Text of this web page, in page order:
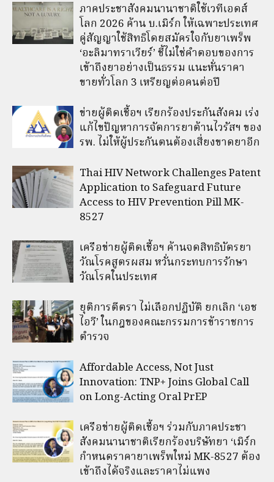
ภาคประชาสังคมนานาชาติใช้เวทีเอดส์
โลก 2026 ค้าน บ.เมิร์ก ให้เฉพาะประเทศ
คู่สัญญาใช้สิทธิโดยสมัครใจกับยาเพร็พ
‘อะลิมาทราเวียร์’ ชี้ไม่ใช่คำตอบของการ
เข้าถึงยาอย่างเป็นธรรม แนะหั่นราคา
ขายทั่วโลก 3 เหรียญต่อคนต่อปี
ข่ายผู้ติดเชื้อฯ เรียกร้องประกันสังคม เร่ง
แก้ไขปัญหาการจัดการยาต้านไวรัสฯ ของ
รพ. ไม่ให้ผู้ประกันตนต้องเสี่ยงขาดยาอีก
Thai HIV Network Challenges Patent
Application to Safeguard Future
Access to HIV Prevention Pill MK-
8527
เครือข่ายผู้ติดเชื้อฯ ค้านจดสิทธิบัตรยา
วัณโรคสูตรผสม หวั่นกระทบการรักษา
วัณโรคในประเทศ
ยุติการตีตรา ไม่เลือกปฏิบัติ ยกเลิก ‘เอช
ไอวี’ ในกฎของคณะกรรมการข้าราชการ
ตำรวจ
Affordable Access, Not Just
Innovation: TNP+ Joins Global Call
on Long-Acting Oral PrEP
เครือข่ายผู้ติดเชื้อฯ ร่วมกับภาคประชา
สังคมนานาชาติเรียกร้องบริษัทยา ‘เมิร์ก
กำหนดราคายาเพร็พใหม่ MK-8527 ต้อง
เข้าถึงได้จริงและราคาไม่แพง